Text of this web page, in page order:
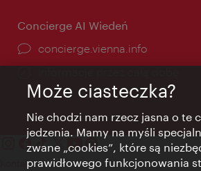
Concierge AI Wiedeń
concierge.vienna.info
Kontakt
Może ciasteczka?
Nie chodzi nam rzecz jasna o te
jedzenia. Mamy na myśli
zwane „cookies”, które są
prawidłowego funkcjonowania